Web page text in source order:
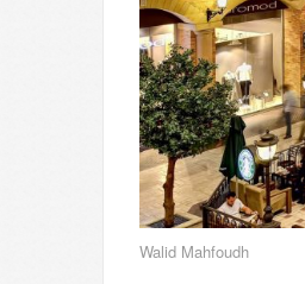
Walid Mahfoudh